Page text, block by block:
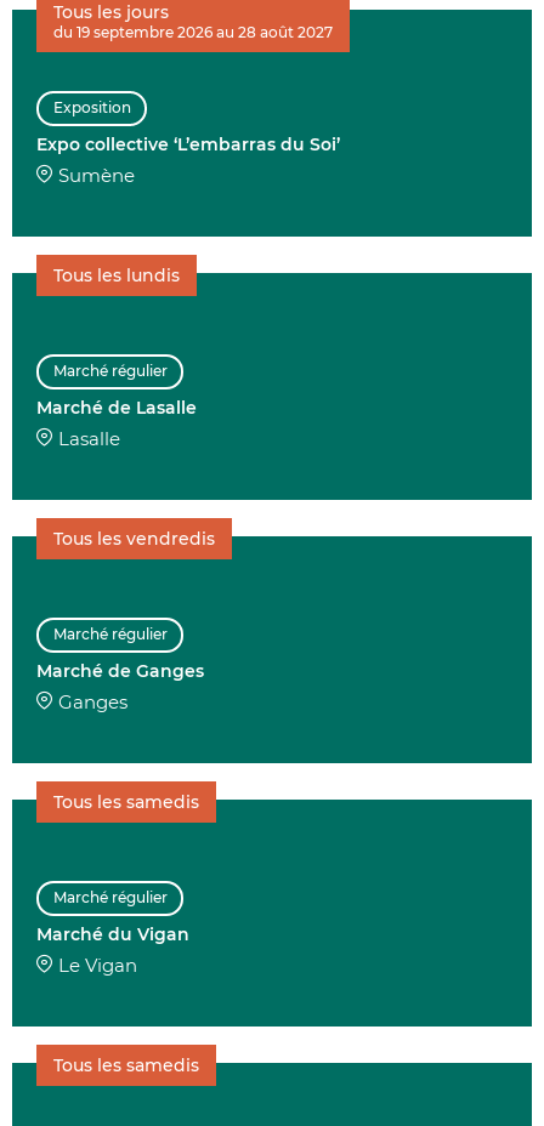
Exposition
Expo collective ‘L’embarras du Soi’
Sumène
Tous les jours
du 19 septembre 2026 au 28 août 2027
Marché régulier
Marché de Lasalle
Lasalle
Tous les lundis
Marché régulier
Marché de Ganges
Ganges
Tous les vendredis
Marché régulier
Marché du Vigan
Le Vigan
Tous les samedis
Tous les samedis